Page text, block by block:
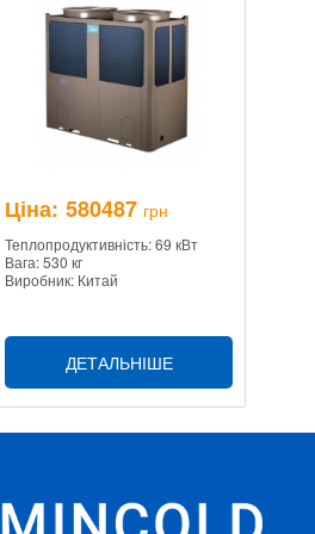
Ціна: 580487 грн
Теплопродуктивність: 69 кВт
Вага: 530 кг
Виробник: Китай
ДЕТАЛЬНІШЕ